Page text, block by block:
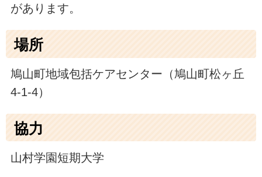
があります。
場所
鳩山町地域包括ケアセンター（鳩山町松ヶ丘
4-1-4）
協力
山村学園短期大学